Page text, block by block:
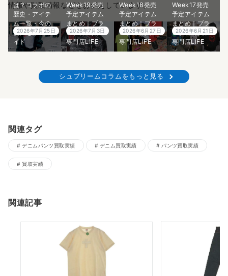
情報や買取情報などをお伝えしています。
は？コラボの
歴史・アイテ
ム一覧・今の
価値を徹底ガ
イド
2026年7月25日
Week19発売
予定アイテム
まとめ｜ブラ
ンド古着買取
専門店LIFE
2026年7月3日
Week18発売
予定アイテム
まとめ｜ブラ
ンド古着買取
専門店LIFE
2026年6月27日
Week17発売
予定アイテム
まとめ｜ブラ
ンド古着買取
専門店LIFE
2026年6月21日
シュプリームコラムをもっと見る
関連タグ
デニムパンツ買取実績 デニム買取実績 パンツ買取実績
買取実績
関連記事